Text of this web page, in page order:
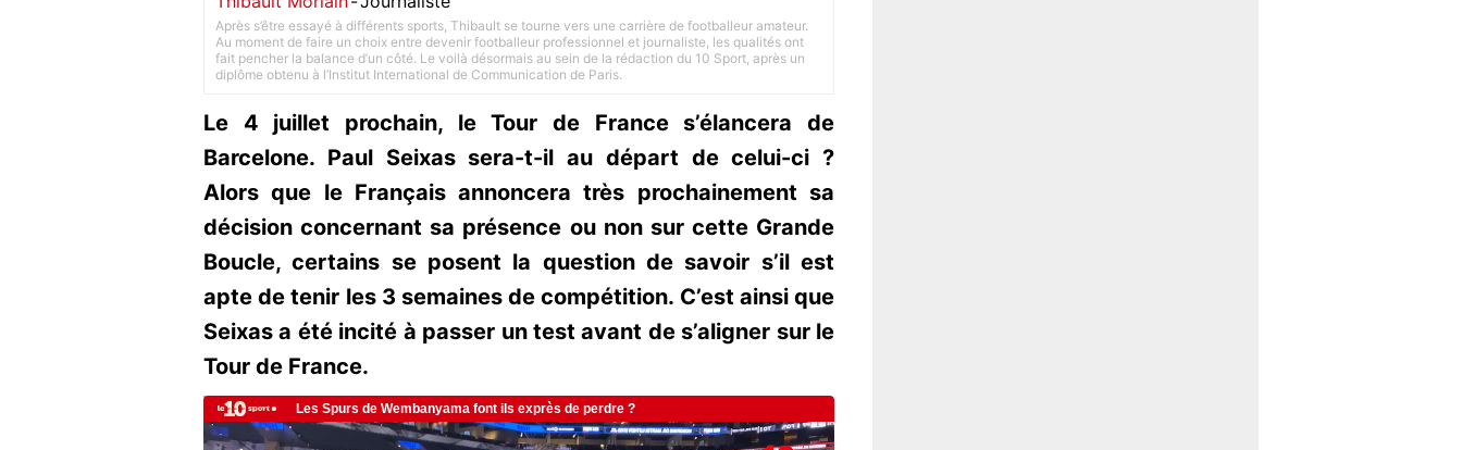
Après s’être essayé à différents sports, Thibault se tourne vers une carrière de footballeur amateur.
Au moment de faire un choix entre devenir footballeur professionnel et journaliste, les qualités ont
fait pencher la balance d’un côté. Le voilà désormais au sein de la rédaction du 10 Sport, après un
diplôme obtenu à l’Institut International de Communication de Paris.
Le 4 juillet prochain, le Tour de France s’élancera de
Barcelone. Paul Seixas sera-t-il au départ de celui-ci ?
Alors que le Français annoncera très prochainement sa
décision concernant sa présence ou non sur cette Grande
Boucle, certains se posent la question de savoir s’il est
apte de tenir les 3 semaines de compétition. C’est ainsi que
Seixas a été incité à passer un test avant de s’aligner sur le
Tour de France.